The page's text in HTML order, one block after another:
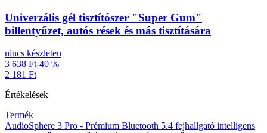
Univerzális gél tisztítószer "Super Gum"
billentyűzet, autós rések és más tisztítására
nincs készleten
3 638 Ft-40 %
2 181 Ft
Értékelések
Termék
AudioSphere 3 Pro - Prémium Bluetooth 5.4 fejhallgató intelligens